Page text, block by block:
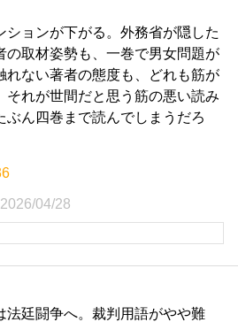
ションが下がる。外務省が隠した
の取材姿勢も、一巻で男女問題が
れない著者の態度も、どれも筋が
それが世間だと思う筋の悪い読み
ぶん四巻まで読んでしまうだろ
2026/04/28
法廷闘争へ。裁判用語がやや難